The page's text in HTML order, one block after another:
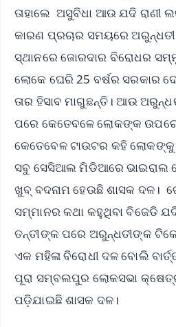
ତାହାଲେ ଅସୁବିଧା ଆଉ ଯଦି ରାଣୀ
କାରଣ ପ୍ରଚାର ସମୟରେ
ସ୍ଥାନରେ ଜୋରଦାର ବିରୋଧର
ଲୋକେ ଘେରି 25 ବର୍ଷର ସରକାର
ତାର ହିସାବ ମାଗୁଛନ୍ତି। ଆଉ
ପରେ କେତେବଳେ ଲୋକଙ୍କ
କେତେବେଳ ଟାଉଟର କହି ଲୋକଙ୍କୁ
ସବୁ ସେସିଆଲ ମିଡିଆରେ ଭାଇରାଲ
ଖୁବ୍ ବଦନାମ ହେଉଛି ଶାସକ ଦଳ।
ସମ୍ମାନର କଥା କହୁଥିବା ବିଜେଡି ଯଦି
ତନ୍ତୀଙ୍କ ପରେ ଅରୁନ୍ଧତୀଙ୍କ
ଏକ ମହିଳା ବିରୋଧୀ ଦଳ ବୋଲି
ପୂରା ସମ୍ବଲପୁର ଲୋକସଭା
ପଡ଼ିଯାଇଛି ଶାସକ ଦଳ।